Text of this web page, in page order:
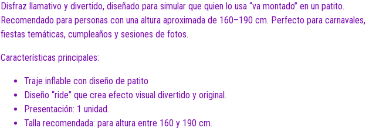
Disfraz llamativo y divertido, diseñado para simular que quien lo usa “va montado” en un patito.
Recomendado para personas con una altura aproximada de 160–190 cm. Perfecto para carnavales,
fiestas temáticas, cumpleaños y sesiones de fotos.
Características principales:
Traje inflable con diseño de patito
Diseño “ride” que crea efecto visual divertido y original.
Presentación: 1 unidad.
Talla recomendada: para altura entre 160 y 190 cm.